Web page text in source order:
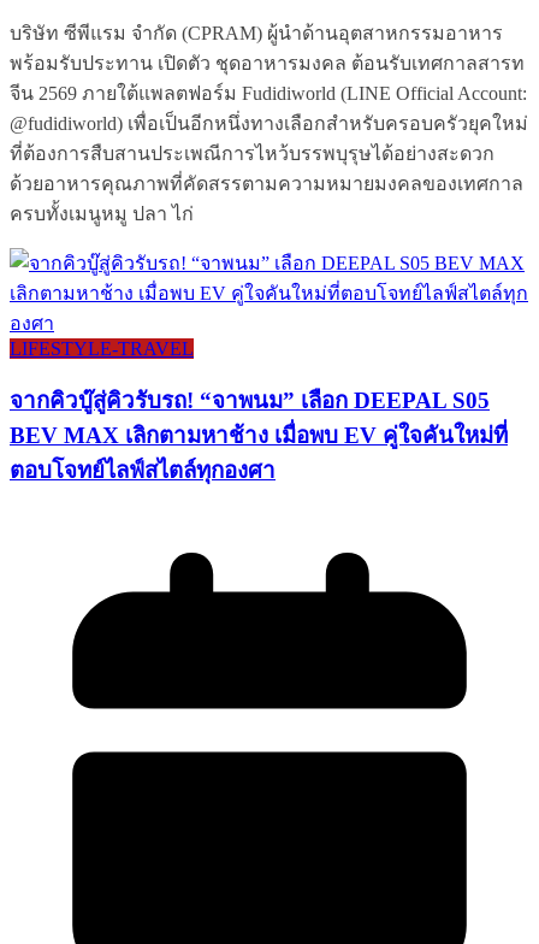
บริษัท ซีพีแรม จำกัด (CPRAM) ผู้นำด้านอุตสาหกรรมอาหาร
พร้อมรับประทาน เปิดตัว ชุดอาหารมงคล ต้อนรับเทศกาลสารท
จีน 2569 ภายใต้แพลตฟอร์ม Fudidiworld (LINE Official Account:
@fudidiworld) เพื่อเป็นอีกหนึ่งทางเลือกสำหรับครอบครัวยุคใหม่
ที่ต้องการสืบสานประเพณีการไหว้บรรพบุรุษได้อย่างสะดวก
ด้วยอาหารคุณภาพที่คัดสรรตามความหมายมงคลของเทศกาล
ครบทั้งเมนูหมู ปลา ไก่
LIFESTYLE​-TRAVEL​
จากคิวบู๊สู่คิวรับรถ! “จาพนม” เลือก DEEPAL S05
BEV MAX เลิกตามหาช้าง เมื่อพบ EV คู่ใจคันใหม่ที่
ตอบโจทย์ไลฟ์สไตล์ทุกองศา